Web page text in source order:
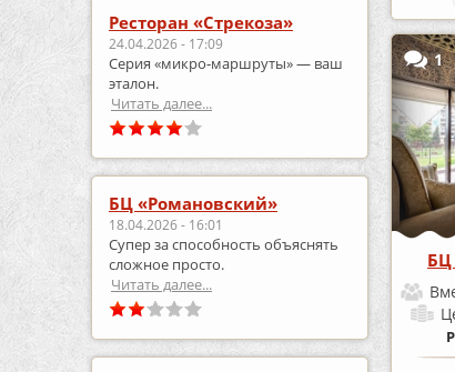
Ресторан «Стрекоза»
24.04.2026 - 17:09
Серия «микро‑маршруты» — ваш
эталон.
Читать далее...
БЦ «Романовский»
18.04.2026 - 16:01
Супер за способность объяснять
сложное просто.
Читать далее...
1
БЦ